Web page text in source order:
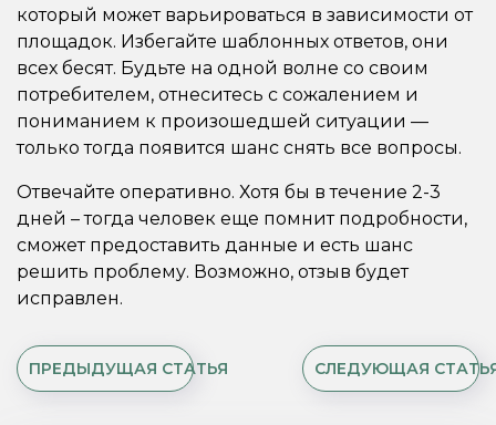
который может варьироваться в зависимости от
площадок. Избегайте шаблонных ответов, они
всех бесят. Будьте на одной волне со своим
потребителем, отнеситесь с сожалением и
пониманием к произошедшей ситуации —
только тогда появится шанс снять все вопросы.
Отвечайте оперативно. Хотя бы в течение 2-3
дней – тогда человек еще помнит подробности,
сможет предоставить данные и есть шанс
решить проблему. Возможно, отзыв будет
исправлен.
ПРЕДЫДУЩАЯ СТАТЬЯ СЛЕДУЮЩАЯ